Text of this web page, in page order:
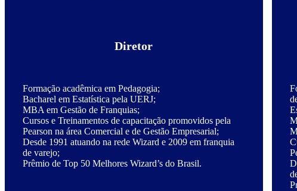
Diretor
Formação acadêmica em Pedagogia;
Bacharel em Estatística pela UERJ;
MBA em Gestão de Franquias;
Cursos e Treinamentos de capacitação promovidos pela
Pearson na área Comercial e de Gestão Empresarial;
Desde 1991 atuando na rede Wizard e 2009 em franquia
de varejo;
Prêmio de Top 50 Melhores Wizard’s do Brasil.